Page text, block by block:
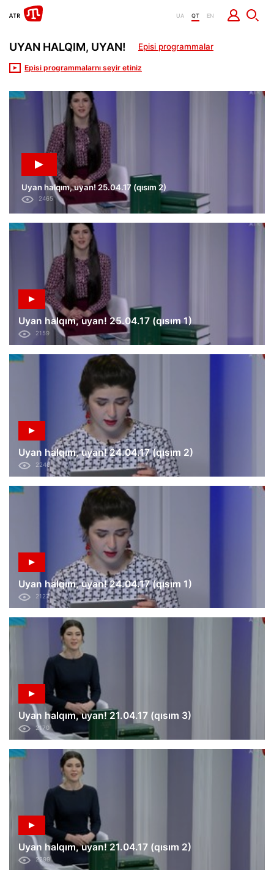
UA QT EN
UYAN HALQIM, UYAN! Episi programmalar
Uyan halqım, uyan! 25.04.17 (qısım 2)
2465
Uyan halqım, uyan! 25.04.17 (qısım 1)
2159
Uyan halqım, uyan! 24.04.17 (qısım 2)
2246
Uyan halqım, uyan! 24.04.17 (qısım 1)
2127
Uyan halqım, uyan! 21.04.17 (qısım 3)
2170
Uyan halqım, uyan! 21.04.17 (qısım 2)
2299
Episi programmalarnı seyir etiniz